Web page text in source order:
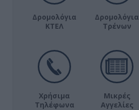
Δρομολόγια
ΚΤΕΛ
Δρομολόγια
Τρένων
Χρήσιμα
Τηλέφωνα
Μικρές
Αγγελίες